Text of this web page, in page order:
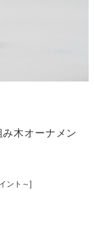
木オーナメン
ント～]